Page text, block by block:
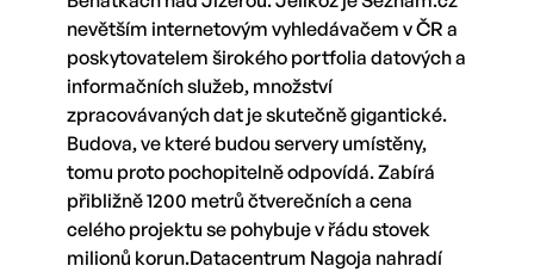
nevětším internetovým vyhledávačem v ČR a
poskytovatelem širokého portfolia datových a
informačních služeb, množství
zpracovávaných dat je skutečně gigantické.
Budova, ve které budou servery umístěny,
tomu proto pochopitelně odpovídá. Zabírá
přibližně 1200 metrů čtverečních a cena
celého projektu se pohybuje v řádu stovek
milionů korun.Datacentrum Nagoja nahradí